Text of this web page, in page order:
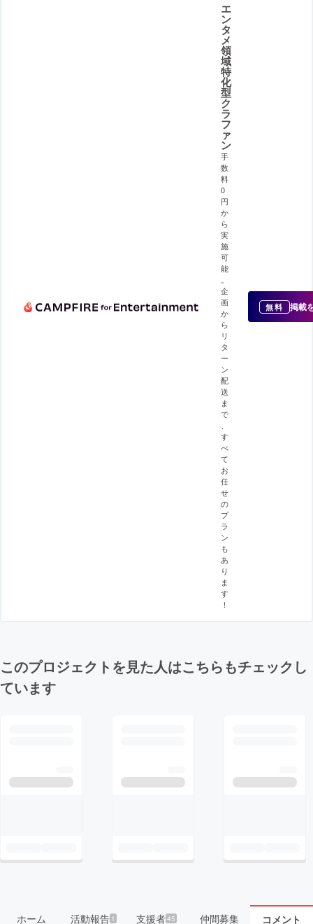
エ
ン
タ
メ
領
域
特
化
型
ク
ラ
フ
ァ
ン
手
数
料
0
円
か
ら
実
施
可
能
。
企
画
か
ら
リ
タ
ー
ン
配
送
ま
で
、
す
べ
て
お
任
せ
の
プ
ラ
ン
も
あ
り
ま
す
！
無料 掲載
このプロジェクトを見た人はこちらもチェックし
ています
ホーム 活動報告1 支援者45 仲間募集 コメント